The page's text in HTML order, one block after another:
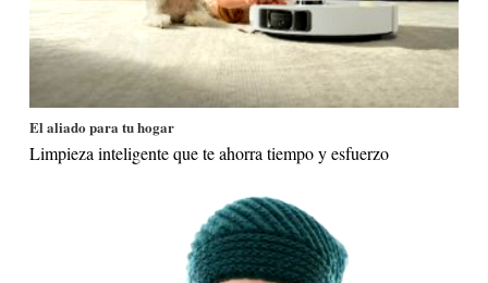
El aliado para tu hogar
Limpieza inteligente que te ahorra tiempo y esfuerzo